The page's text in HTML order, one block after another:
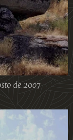
de 2007